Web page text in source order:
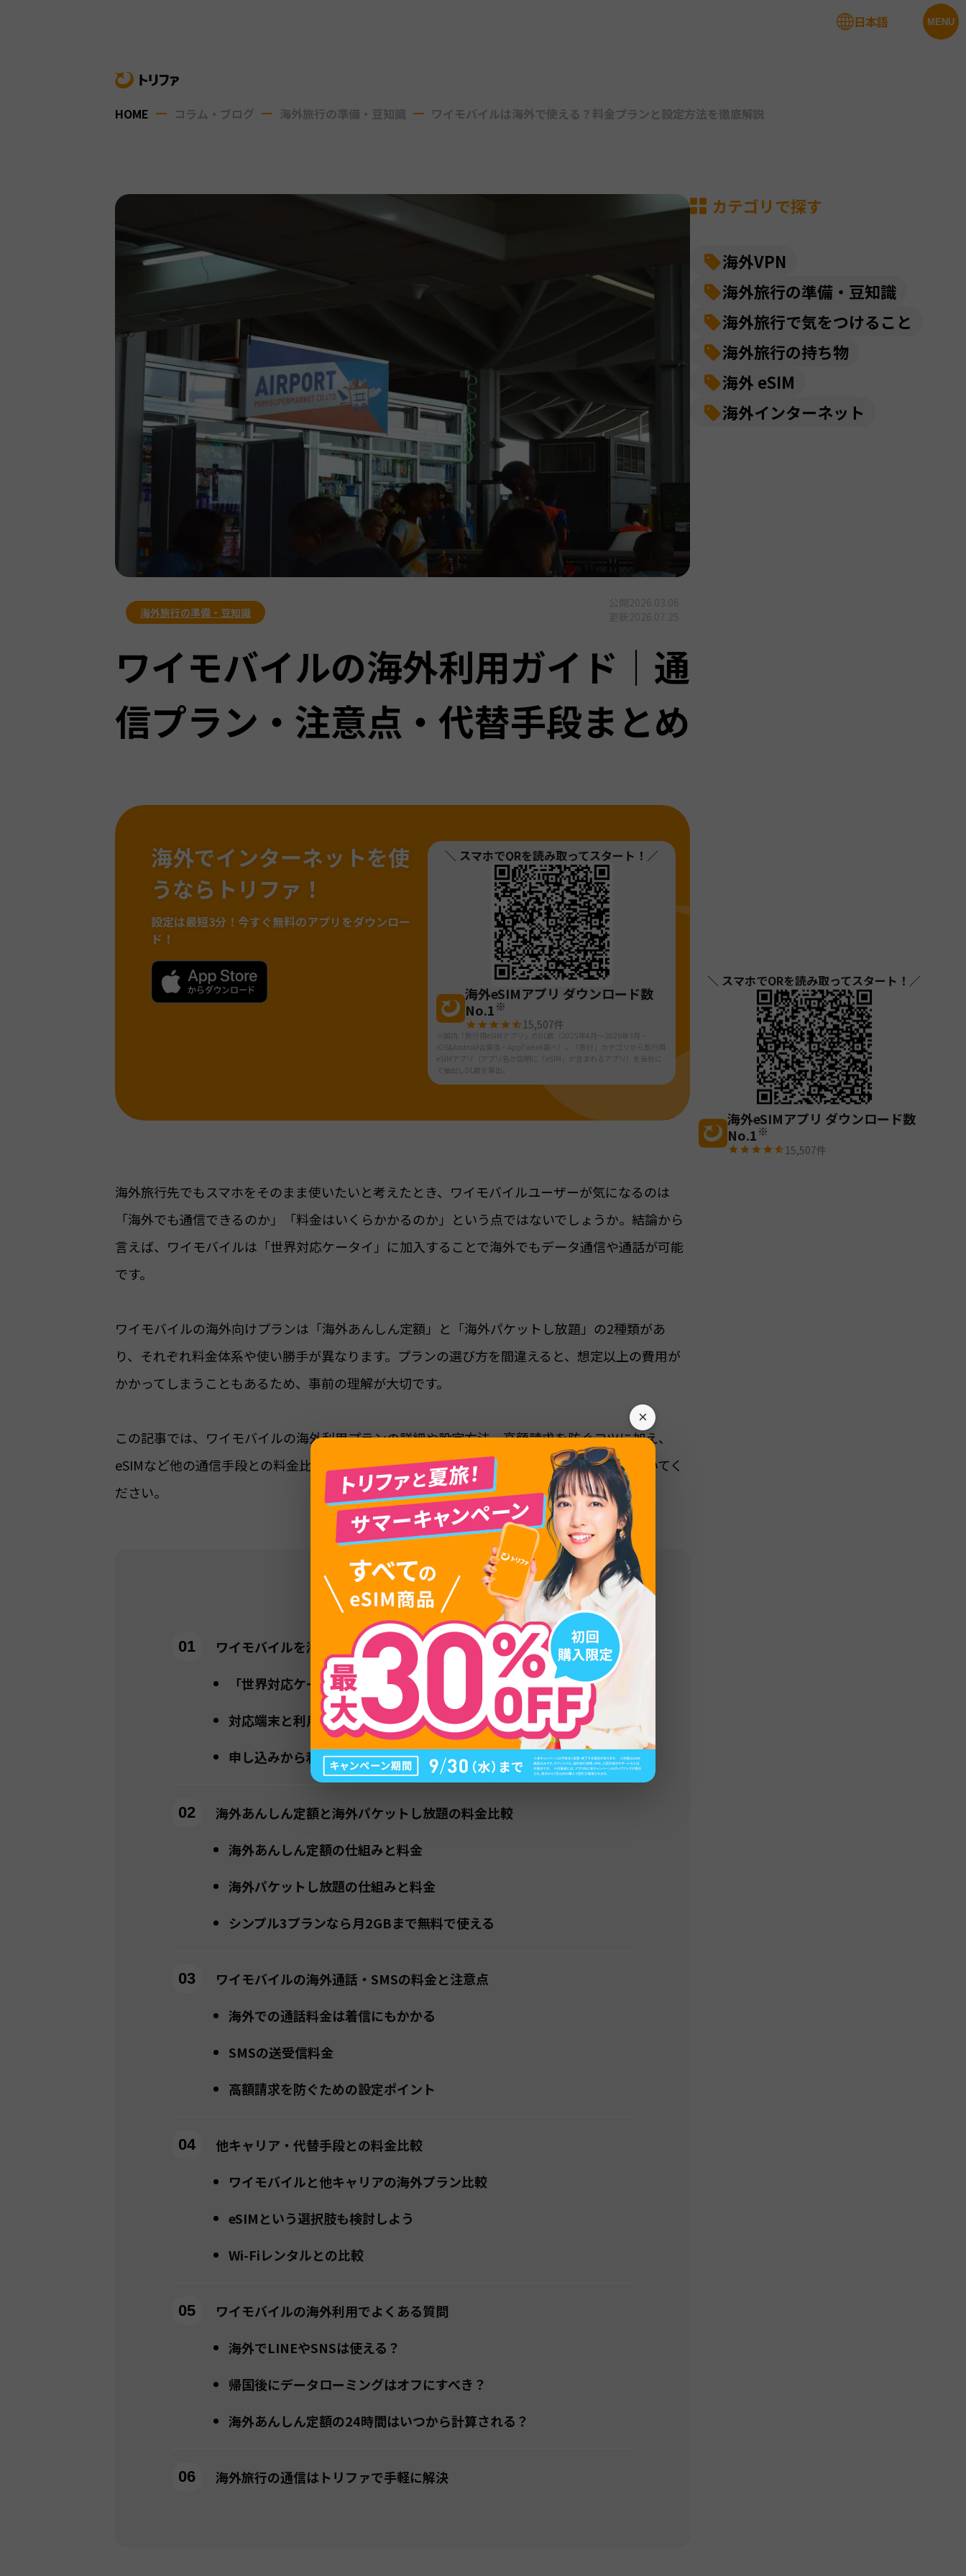
MENU
日本語
HOME コラム・ブログ 海外旅行の準備・豆知識 ワイモバイルは海外で使える？料金プランと設定方法を徹底解説
海外旅行の準備・豆知識
ワイモバイルの海外利用ガイド｜通
信プラン・注意点・代替手段まとめ
海外でインターネットを使
うならトリファ！
設定は最短3分！ 今すぐ無料のアプリをダウンロー
ド！
＼ スマホでQRを読み取ってスタート！／
海外eSIMアプリ ダウンロード数
No.1※
15,507件
※国内「旅行用eSIMアプリ」のDL数（2025年4月～2026年3月・
iOS&Android合算値・AppTweak調べ）。「旅行」カテゴリから旅行用
eSIMアプリ（アプリ名か説明に「eSIM」が含まれるアプリ）を当社に
て抽出しDL数を算出。
海外旅行先でもスマホをそのまま使いたいと考えたとき、ワイモバイルユーザーが気になるのは
「海外でも通信できるのか」「料金はいくらかかるのか」という点ではないでしょうか。結論から
言えば、ワイモバイルは「世界対応ケータイ」に加入することで海外でもデータ通信や通話が可能
です。
ワイモバイルの海外向けプランは「海外あんしん定額」と「海外パケットし放題」の2種類があ
り、それぞれ料金体系や使い勝手が異なります。プランの選び方を間違えると、想定以上の費用が
かかってしまうこともあるため、事前の理解が大切です。
この記事では、ワイモバイルの海外利用プランの詳細や設定方法、高額請求を防ぐコツに加え、
eSIMなど他の通信手段との料金比較まで網羅的に解説します。出発前にぜひチェックしておいてく
ださい。
目次
ワイモバイルを海外で使うための基本知識
「世界対応ケータイ」への加入が必須
対応端末と利用条件の確認方法
申し込みから利用開始までの流れ
海外あんしん定額と海外パケットし放題の料金比較
海外あんしん定額の仕組みと料金
海外パケットし放題の仕組みと料金
シンプル3プランなら月2GBまで無料で使える
ワイモバイルの海外通話・SMSの料金と注意点
海外での通話料金は着信にもかかる
SMSの送受信料金
高額請求を防ぐための設定ポイント
他キャリア・代替手段との料金比較
ワイモバイルと他キャリアの海外プラン比較
eSIMという選択肢も検討しよう
Wi-Fiレンタルとの比較
ワイモバイルの海外利用でよくある質問
海外でLINEやSNSは使える？
帰国後にデータローミングはオフにすべき？
海外あんしん定額の24時間はいつから計算される？
海外旅行の通信はトリファで手軽に解決
カテゴリで探す
海外VPN
海外旅行の準備・豆知識
海外旅行で気をつけること
海外旅行の持ち物
海外 eSIM
海外インターネット
＼ スマホでQRを読み取ってスタート！／
海外eSIMアプリ ダウンロード数
No.1※
15,507件
×